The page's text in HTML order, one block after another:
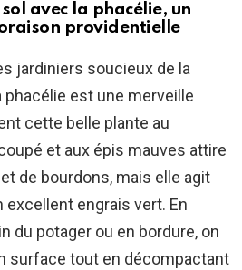
avec la phacélie, un
providentielle
jardiniers soucieux de la
phacélie est une merveille
cette belle plante au
et aux épis mauves attire
de bourdons, mais elle agit
engrais vert. En
du potager ou en bordure, on
surface tout en décompactant